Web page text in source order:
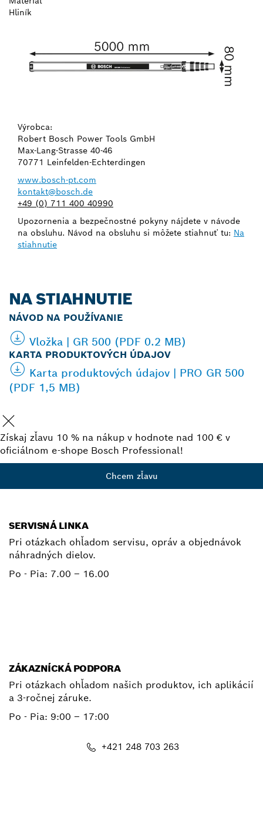
Hliník
Výrobca:
Robert Bosch Power Tools GmbH
Max-Lang-Strasse 40-46
70771 Leinfelden-Echterdingen
www.bosch-pt.com
kontakt@bosch.de
+49 (0) 711 400 40990
Upozornenia a bezpečnostné pokyny nájdete v návode
na obsluhu. Návod na obsluhu si môžete stiahnuť tu: Na
stiahnutie
NA STIAHNUTIE
NÁVOD NA POUŽÍVANIE
Vložka | GR 500 (PDF 0.2 MB)
KARTA PRODUKTOVÝCH ÚDAJOV
Karta produktových údajov | PRO GR 500
(PDF 1,5 MB)
Získaj zľavu 10 % na nákup v hodnote nad 100 € v
oficiálnom e-shope Bosch Professional!
Chcem zľavu
SERVISNÁ LINKA
Pri otázkach ohľadom servisu, opráv a objednávok
náhradných dielov.
Po - Pia: 7.00 – 16.00
ZÁKAZNÍCKÁ PODPORA
Pri otázkach ohľadom našich produktov, ich aplikácií
a 3-ročnej záruke.
Po - Pia: 9:00 – 17:00
+421 248 703 263